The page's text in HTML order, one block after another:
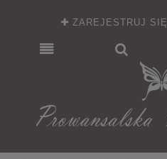
ZAREJESTRUJ SIĘ